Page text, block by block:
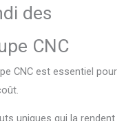
des
CNC
CNC est essentiel pour
uniques qui la rendent